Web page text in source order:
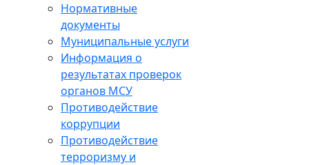
Нормативные
документы
Муниципальные услуги
Информация о
результатах проверок
органов МСУ
Противодействие
коррупции
Противодействие
терроризму и